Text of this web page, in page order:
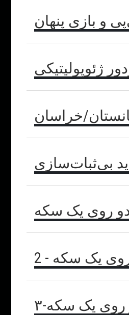
و بازی پنهان
ژئوپولیتیکی
خراسان
بی‌ثبات‌سازی
روی یک سکه
یک سکه - 2
روی یک سکه-۳